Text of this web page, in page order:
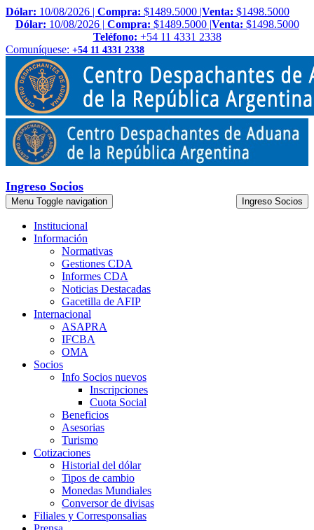
Dólar: 10/08/2026 | Compra: $1489.5000 |Venta: $1498.5000
Dólar: 10/08/2026 | Compra: $1489.5000 |Venta: $1498.5000
Teléfono: +54 11 4331 2338
Comuníquese: +54 11 4331 2338
Ingreso Socios
Menu Toggle navigation Ingreso Socios
Institucional
Información
Normativas
Gestiones CDA
Informes CDA
Noticias Destacadas
Gacetilla de AFIP
Internacional
ASAPRA
IFCBA
OMA
Socios
Info Socios nuevos
Inscripciones
Cuota Social
Beneficios
Asesorias
Turismo
Cotizaciones
Historial del dólar
Tipos de cambio
Monedas Mundiales
Conversor de divisas
Filiales y Corresponsalias